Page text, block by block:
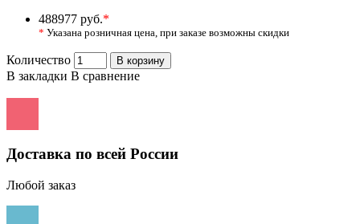
488977 руб.*
* Указана розничная цена, при заказе возможны скидки
Количество В корзину
В закладки В сравнение
Доставка по всей России
Любой заказ